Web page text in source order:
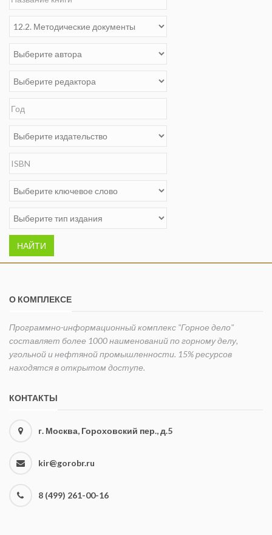
НАЙТИ
О КОМПЛЕКСЕ
Программно-информационный комплекс "Горное дело"
составляет более 1000 наименований по горному делу,
угольной и нефтяной промышленности. 15% ресурсов
находятся в открытом доступе.
КОНТАКТЫ
г. Москва, Гороховский пер., д.5
kir@gorobr.ru
8 (499) 261-00-16